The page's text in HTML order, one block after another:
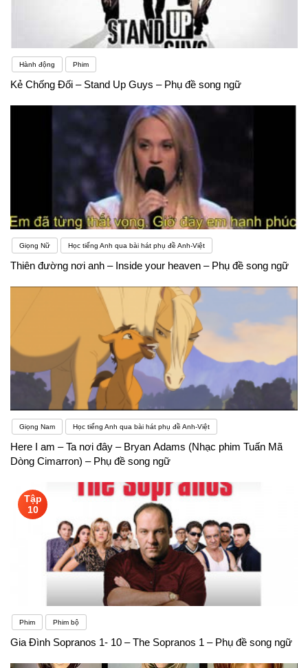
Hành động Phim
Kẻ Chống Đối – Stand Up Guys – Phụ đề song ngữ
Giọng Nữ Học tiếng Anh qua bài hát phụ đề Anh-Việt
Thiên đường nơi anh – Inside your heaven – Phụ đề song ngữ
Giọng Nam Học tiếng Anh qua bài hát phụ đề Anh-Việt
Here I am – Ta nơi đây – Bryan Adams (Nhạc phim Tuấn Mã
Dòng Cimarron) – Phụ đề song ngữ
Tập
10
Phim Phim bộ
Gia Đình Sopranos 1- 10 – The Sopranos 1 – Phụ đề song ngữ